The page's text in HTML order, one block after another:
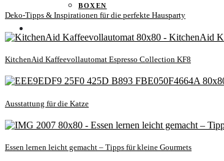
BOXEN
Deko-Tipps & Inspirationen für die perfekte Hausparty
KitchenAid Kaffeevollautomat Espresso Collection KF8
Ausstattung für die Katze
Essen lernen leicht gemacht – Tipps für kleine Gourmets